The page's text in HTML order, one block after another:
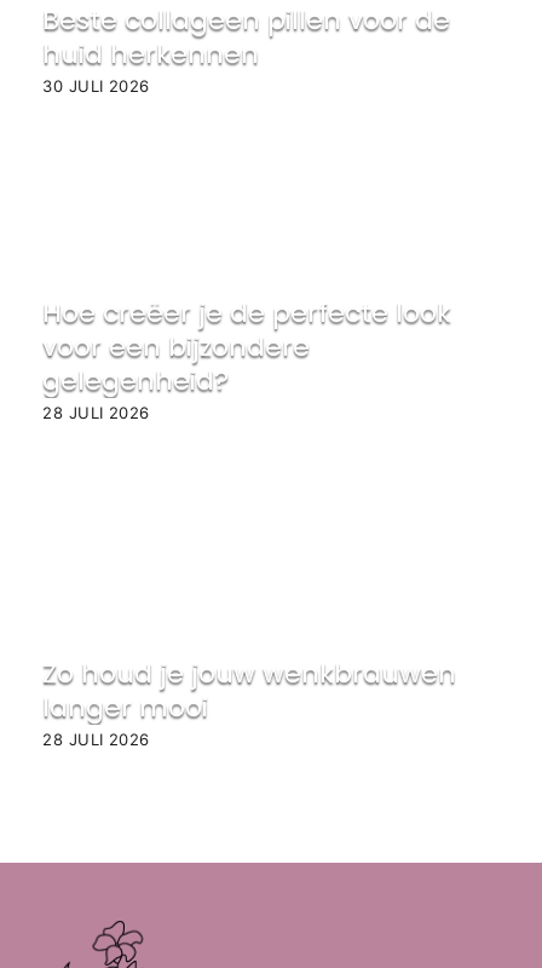
Beste collageen pillen voor de
huid herkennen
30 JULI 2026
Hoe creëer je de perfecte look
voor een bijzondere
gelegenheid?
28 JULI 2026
Zo houd je jouw wenkbrauwen
langer mooi
28 JULI 2026